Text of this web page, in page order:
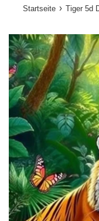
Startseite ›
Tiger 5d